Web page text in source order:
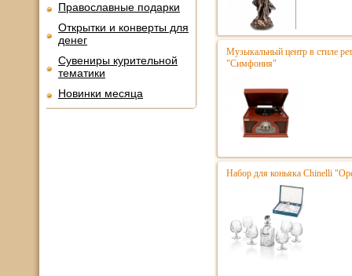
Православные подарки
Открытки и конверты для
денег
Сувениры курительной
тематики
Новинки месяца
Музыкальный центр в стиле
"Симфония"
Набор для коньяка Chinelli